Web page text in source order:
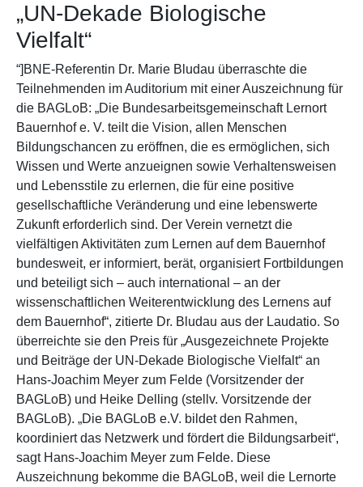
„UN-Dekade Biologische
Vielfalt“
“]BNE-Referentin Dr. Marie Bludau überraschte die
Teilnehmenden im Auditorium mit einer Auszeichnung für
die BAGLoB: „Die Bundesarbeitsgemeinschaft Lernort
Bauernhof e. V. teilt die Vision, allen Menschen
Bildungschancen zu eröffnen, die es ermöglichen, sich
Wissen und Werte anzueignen sowie Verhaltensweisen
und Lebensstile zu erlernen, die für eine positive
gesellschaftliche Veränderung und eine lebenswerte
Zukunft erforderlich sind. Der Verein vernetzt die
vielfältigen Aktivitäten zum Lernen auf dem Bauernhof
bundesweit, er informiert, berät, organisiert Fortbildungen
und beteiligt sich – auch international – an der
wissenschaftlichen Weiterentwicklung des Lernens auf
dem Bauernhof“, zitierte Dr. Bludau aus der Laudatio. So
überreichte sie den Preis für „Ausgezeichnete Projekte
und Beiträge der UN-Dekade Biologische Vielfalt“ an
Hans-Joachim Meyer zum Felde (Vorsitzender der
BAGLoB) und Heike Delling (stellv. Vorsitzende der
BAGLoB). „Die BAGLoB e.V. bildet den Rahmen,
koordiniert das Netzwerk und fördert die Bildungsarbeit“,
sagt Hans-Joachim Meyer zum Felde. Diese
Auszeichnung bekomme die BAGLoB, weil die Lernorte